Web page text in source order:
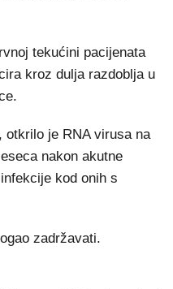
tekućini pacijenata
kroz dulja razdoblja u
, otkrilo je RNA virusa na
nakon akutne
kod onih s
zadržavati.